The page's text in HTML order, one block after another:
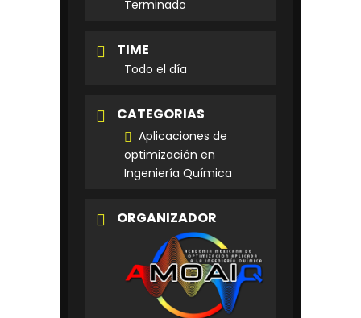
Terminado
TIME
Todo el día
CATEGORIAS
Aplicaciones de
optimización en
Ingeniería Química
ORGANIZADOR